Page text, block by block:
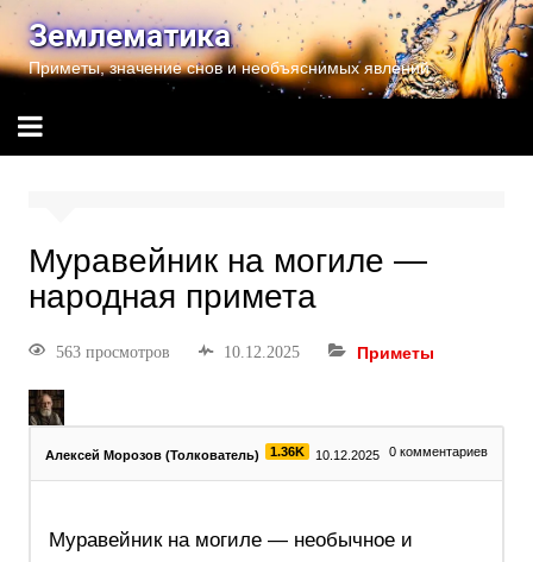
Землематика
Приметы, значение снов и необъяснимых явлений
Муравейник на могиле —
народная примета
563 просмотров 10.12.2025 Приметы
Алексей Морозов (Толкователь) 1.36K 10.12.2025 0 комментариев
Муравейник на могиле — необычное и